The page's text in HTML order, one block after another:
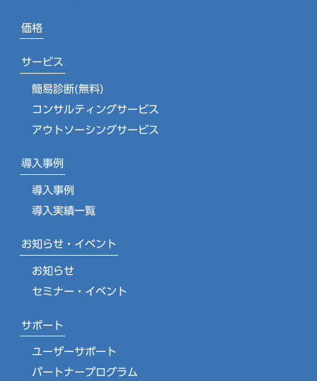
価格
サービス
簡易診断(無料)
コンサルティングサービス
アウトソーシングサービス
導入事例
導入事例
導入実績一覧
お知らせ・イベント
お知らせ
セミナー・イベント
サポート
ユーザーサポート
パートナープログラム